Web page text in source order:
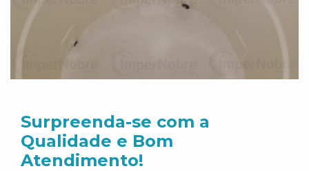
Surpreenda-se com a
Qualidade e Bom
Atendimento!